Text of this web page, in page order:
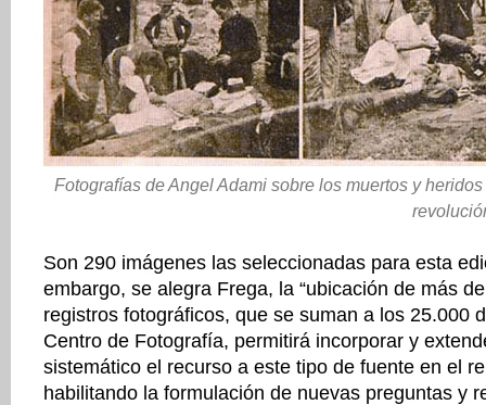
Fotografías de Angel Adami sobre los muertos y
Son 290 imágenes las seleccionadas para esta
embargo, se alegra Frega, la “ubicación de más
registros fotográficos, que se suman a los 25.000
Centro de Fotografía, permitirá incorporar y
sistemático el recurso a este tipo de fuente en el
habilitando la formulación de nuevas preguntas y